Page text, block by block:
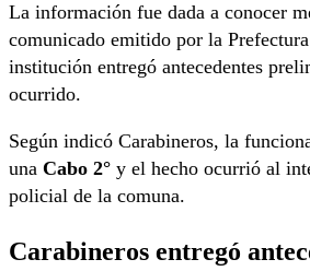
La información fue dada a conocer
comunicado emitido por la
institución entregó antecedentes
ocurrido.
Según indicó Carabineros, la
una Cabo 2° y el hecho ocurrió al
policial de la comuna.
Carabineros entregó